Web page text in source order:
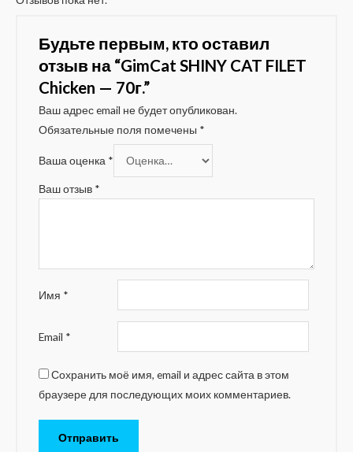
Будьте первым, кто оставил
отзыв на “GimCat SHINY CAT FILET
Chicken — 70г.”
Ваш адрес email не будет опубликован.
Обязательные поля помечены *
Ваша оценка *
Ваш отзыв *
Имя *
Email *
Сохранить моё имя, email и адрес сайта в этом
браузере для последующих моих комментариев.